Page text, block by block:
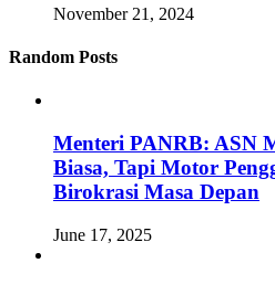
November 21, 2024
Random Posts
Menteri PANRB: ASN
Biasa, Tapi Motor
Birokrasi Masa Depan
June 17, 2025